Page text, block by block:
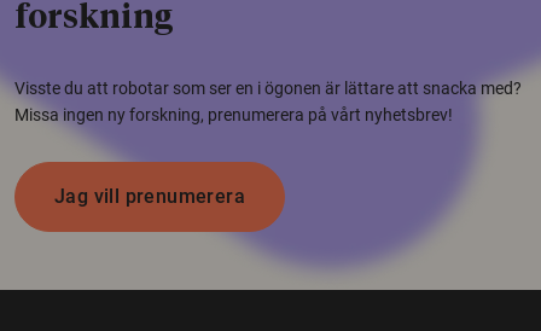
forskning
Visste du att robotar som ser en i ögonen är lättare att snacka med?
Missa ingen ny forskning, prenumerera på vårt nyhetsbrev!
Jag vill prenumerera